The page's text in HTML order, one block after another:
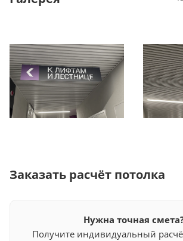
Заказать расчёт потолка
Нужна точная
Получите индивидуальный